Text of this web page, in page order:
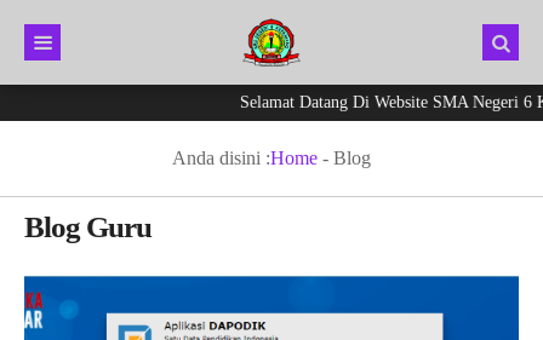
Selamat Datang Di Website SMA Negeri 6
Anda disini :Home - Blog
Blog Guru